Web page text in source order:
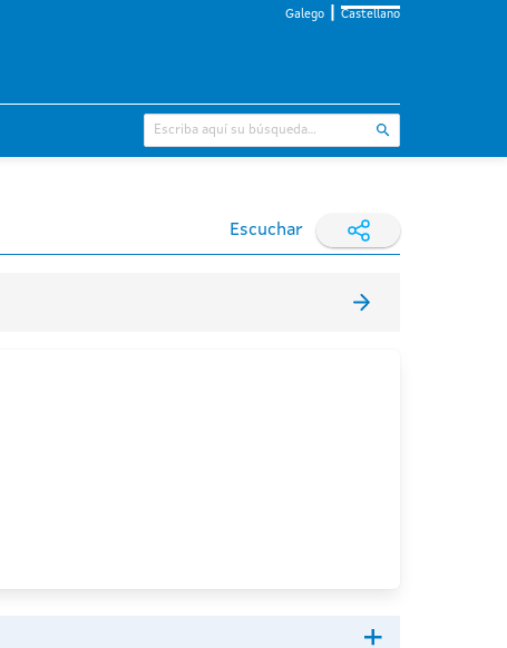
Galego Castellano
Escuchar